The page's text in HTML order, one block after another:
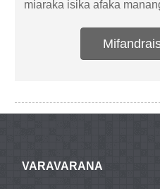
miaraka isika afaka
VARAVARANA